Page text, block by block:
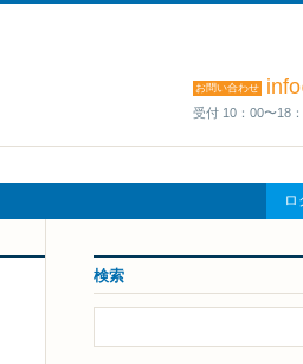
お問い合わせ
受付 10：00〜18
ロ
検索